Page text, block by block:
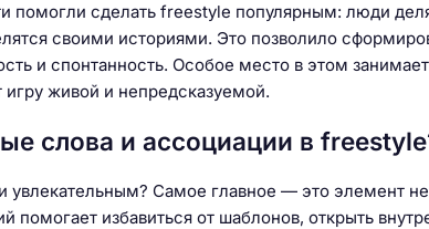
помогли сделать freestyle популярным: люди
своими историями. Это позволило
и спонтанность. Особое место в этом
живой и непредсказуемой.
слова и ассоциации в
увлекательным? Самое главное — это элемент
помогает избавиться от шаблонов, открыть